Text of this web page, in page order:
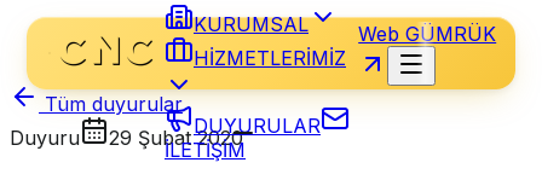
KURUMSAL
HİZMETLERİMİZ
DUYURULAR
İLETİŞİM
Web GÜMRÜK
Tüm duyurular
Duyuru
29 Şubat 2020